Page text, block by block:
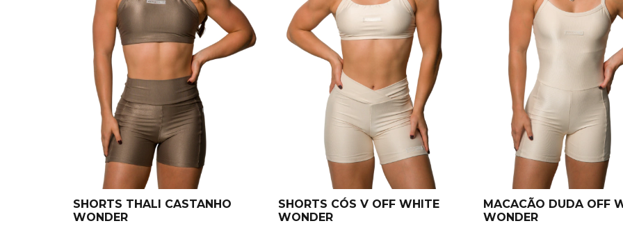
SHORTS THALI CASTANHO
WONDER
SHORTS CÓS V OFF WHITE
WONDER
MACACÃO DUDA OFF
WONDER